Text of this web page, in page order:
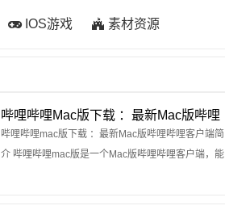
IOS游戏 素材资源
哔哩哔哩mac版下载 ：最新Mac版哔哩
哔哩客户端
哔哩哔哩mac版下载 ：最新Mac版哔哩哔哩客户端简
介 哔哩哔哩mac版是一个Mac版哔哩哔哩客户端，能